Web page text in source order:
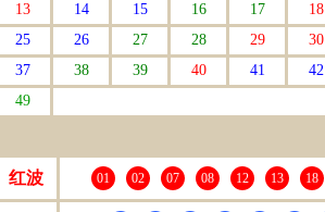
13
14 15 16 17 18
25
26 27 28 29 30
37
38 39 40 41 42
49
红波 01 02 07 08 12 13 18